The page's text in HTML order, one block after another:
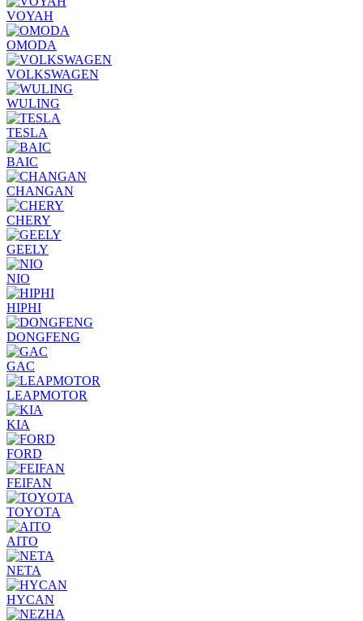
VOYAH
OMODA
VOLKSWAGEN
WULING
TESLA
BAIC
CHANGAN
CHERY
GEELY
NIO
HIPHI
DONGFENG
GAC
LEAPMOTOR
KIA
FORD
FEIFAN
TOYOTA
AITO
NETA
HYCAN